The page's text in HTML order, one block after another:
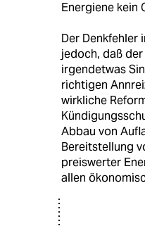
Energiene kein
Der Denkfehler
jedoch, daß
irgendetwas
richtigen
wirkliche
Abbau von
Bereitstellung
preiswerter
allen